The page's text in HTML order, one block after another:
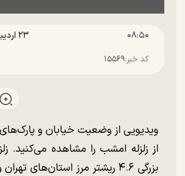
۰۸:۵۰ ۲۳ ارديبهشت ۱۴۰۵
کد خبر:۱۵۵۶۹
ویدیویی از وضعیت خیابان و
از زلزله امشب را مشاهده می‌کنید.
بزرگی ۴.۶ ریشتر مرز استان‌های